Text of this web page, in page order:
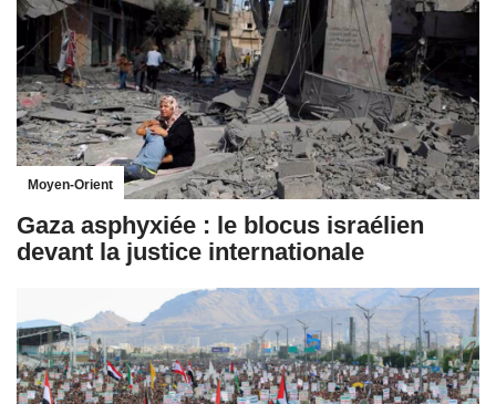
Moyen-Orient
Gaza asphyxiée : le blocus israélien
devant la justice internationale